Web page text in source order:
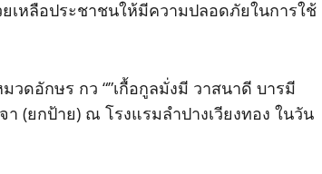
หลือประชาชนให้มีความปลอดภัยในการใช้
ดอักษร กว “”เกื้อกูลมั่งมี วาสนาดี บารมี
(ยกป้าย) ณ โรงแรมลำปางเวียงทอง ในวัน